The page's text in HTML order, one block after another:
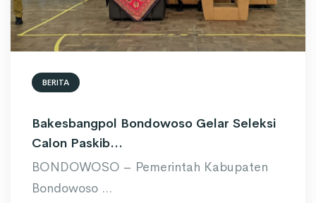
BERITA
Bakesbangpol Bondowoso Gelar Seleksi
Calon Paskib...
BONDOWOSO – Pemerintah Kabupaten
Bondowoso ...